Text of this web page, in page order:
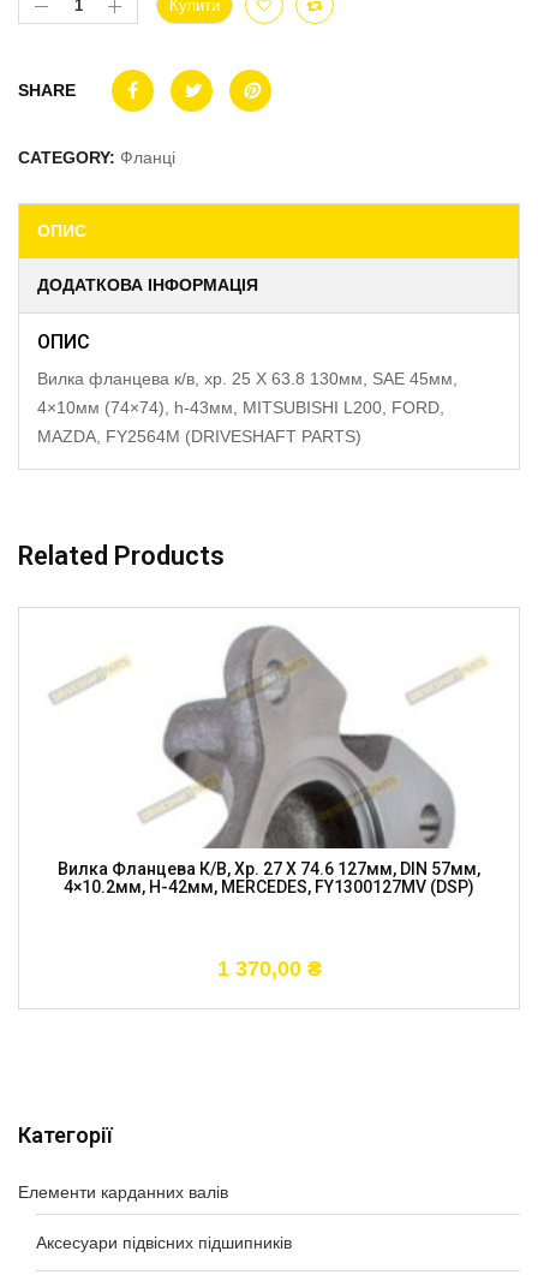
Категорії
Елементи карданних валів
Аксесуари підвісних підшипників
Купити
SHARE
CATEGORY: Фланці
ОПИС
ДОДАТКОВА ІНФОРМАЦІЯ
ОПИС
Вилка фланцева к/в, хр. 25 X 63.8 130мм, SAE 45мм,
4×10мм (74×74), h-43мм, MITSUBISHI L200, FORD,
MAZDA, FY2564M (DRIVESHAFT PARTS)
Related Products
Вилка Фланцева К/в, Хр. 27 X 74.6 127мм, DIN 57мм,
4×10.2мм, H-42мм, MERCEDES, FY1300127MV (DSP)
1 370,00 ₴